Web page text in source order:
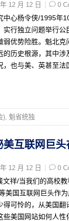
12 月 12 日 0
中心杨令侠/1995年
实行独立问题举行公
弱优势险胜。魁北克
历史根源，其中涉
，也与美、英甚至法
) 魁省统独
美互联网巨
12 月 12 日 0
文祥/当我们的高校
美国互联网巨头作
得可怜的，从美国翻
些美国网站如何人